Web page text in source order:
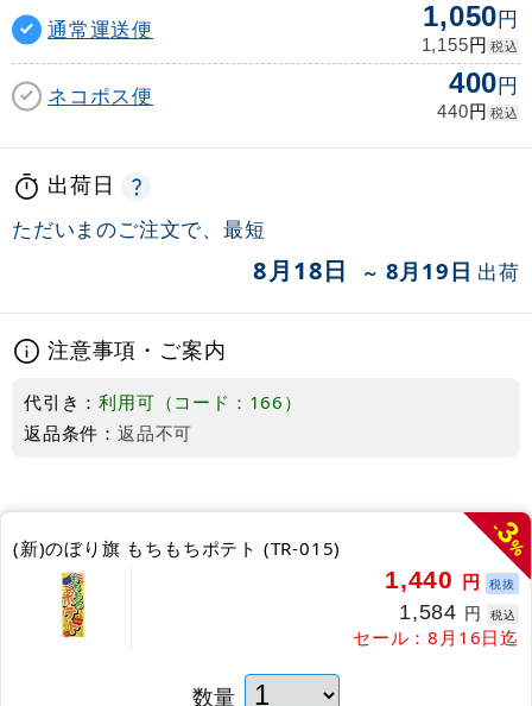
通常運送便 1,050円
1,155円 税込
ネコポス便 400円
440円 税込
出荷日
ただいまのご注文で、最短
8月18日 ～ 8月19日 出荷
注意事項・ご案内
代引き：利用可（コード：166）
返品条件： 返品不可
-
3
%
(新)のぼり旗 もちもちポテト (TR-015)
1,440 円 税抜
1,584 円 税込
セール：8月16日迄
数量